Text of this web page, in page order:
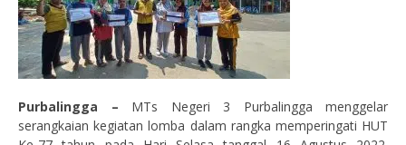
Purbalingga – MTs Negeri 3 Purbalingga menggelar
serangkaian kegiatan lomba dalam rangka memperingati HUT